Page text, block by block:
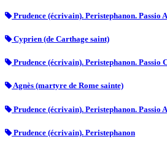
Prudence (écrivain). Peristephanon. Passio
Cyprien (de Carthage saint)
Prudence (écrivain). Peristephanon. Passio
Agnès (martyre de Rome sainte)
Prudence (écrivain). Peristephanon. Passio
Prudence (écrivain). Peristephanon